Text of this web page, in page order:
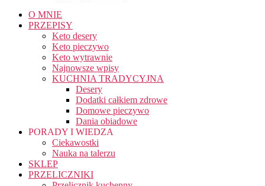
O MNIE
PRZEPISY
Keto desery
Keto pieczywo
Keto wytrawnie
Najnowsze wpisy
KUCHNIA TRADYCYJNA
Desery
Dodatki całkiem zdrowe
Domowe pieczywo
Dania obiadowe
PORADY I WIEDZA
Ciekawostki
Nauka na talerzu
SKLEP
PRZELICZNIKI